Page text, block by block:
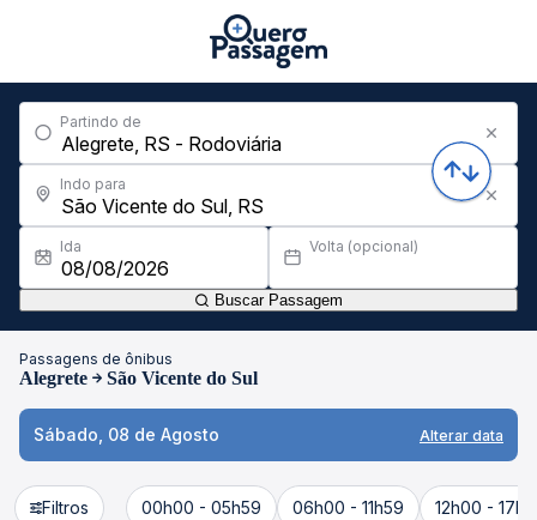
Partindo de
Indo para
Ida Volta (opcional)
Buscar Passagem
Passagens de ônibus
Alegrete São Vicente do Sul
Sábado, 08 de Agosto Alterar data
Filtros 00h00 - 05h59 06h00 - 11h59 12h00 -